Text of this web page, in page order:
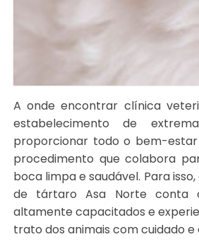
A onde encontrar clínica
estabelecimento de
proporcionar todo o bem-
procedimento que colabora
boca limpa e saudável. Para
de tártaro Asa Norte conta
altamente capacitados e
trato dos animais com cuidado e